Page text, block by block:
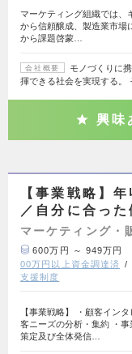
マーケティング組織では、
から信頼醸成、製造業市場
から課題啓蒙…
会社概要
モノづくりに
揮できる社会を実現する。
興味
【事業戦略】
／自分に合った
マーケティング・
600万円 ～ 949万円
00万円以上資金調達済
支援制度
【事業戦略】 ・顧客イン
客ニーズの分析・集約 ・
策定及び全体発信…